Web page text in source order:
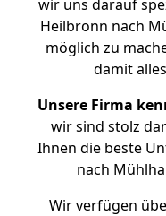
wir uns darauf
Heilbronn nach
möglich zu
damit
Unsere Firma
wir sind stolz
Ihnen die beste
nach
Wir verfügen